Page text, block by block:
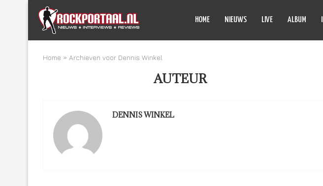
HOME NIEUWS LIVE ALBUM
Home » Archieven voor Dennis Winkel
AUTEUR
DENNIS WINKEL